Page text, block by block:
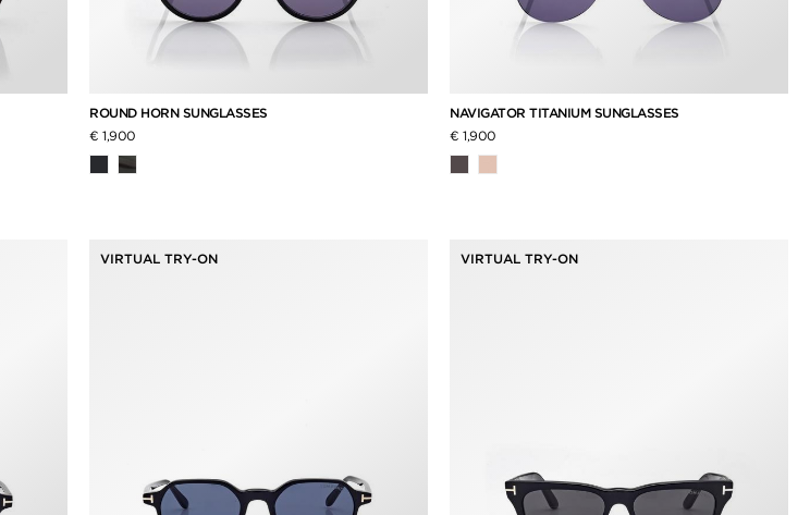
ROUND HORN SUNGLASSES
€ 1,900
NAVIGATOR TITANIUM SUNGLASSES
€ 1,900
VIRTUAL TRY-ON VIRTUAL TRY-ON